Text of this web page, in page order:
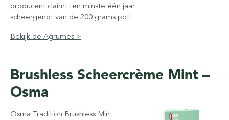
producent claimt ten minste één jaar
scheergenot van de 200 grams pot!
Bekijk de Agrumes >
Brushless Scheercrème Mint –
Osma
Osma Tradition Brushless Mint